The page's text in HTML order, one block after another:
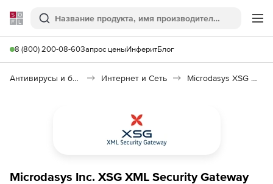
Softline
Поиск
8 (800) 200-08-60Запрос ценыИнферитБлог
Антивирусы и безопасность Интернет и Сеть Microdasys XSG XML Security Gateway
Microdasys Inc. XSG XML Security Gateway